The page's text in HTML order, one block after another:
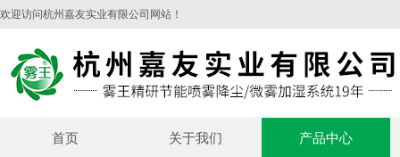
欢迎访问杭州嘉友实业有限公司网站！
首页 关于我们 产品中心